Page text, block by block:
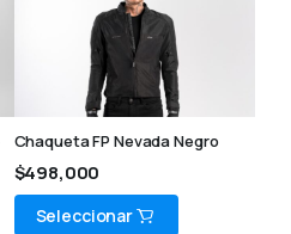
Chaqueta FP Nevada Negro
$498,000
Seleccionar